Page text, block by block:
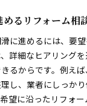
るリフォーム相
に進めるには、要
詳細なヒアリング
るからです。例えば
し、業者にしっか
望に沿ったリフォ